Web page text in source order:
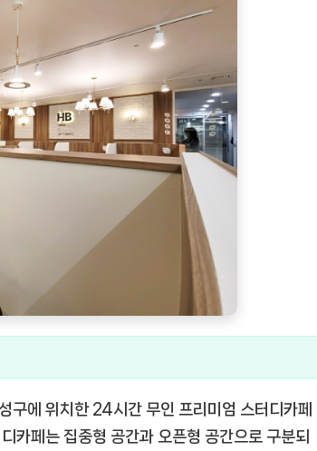
구에 위치한 24시간 무인 프리미엄 스터디카페
카페는 집중형 공간과 오픈형 공간으로 구분되